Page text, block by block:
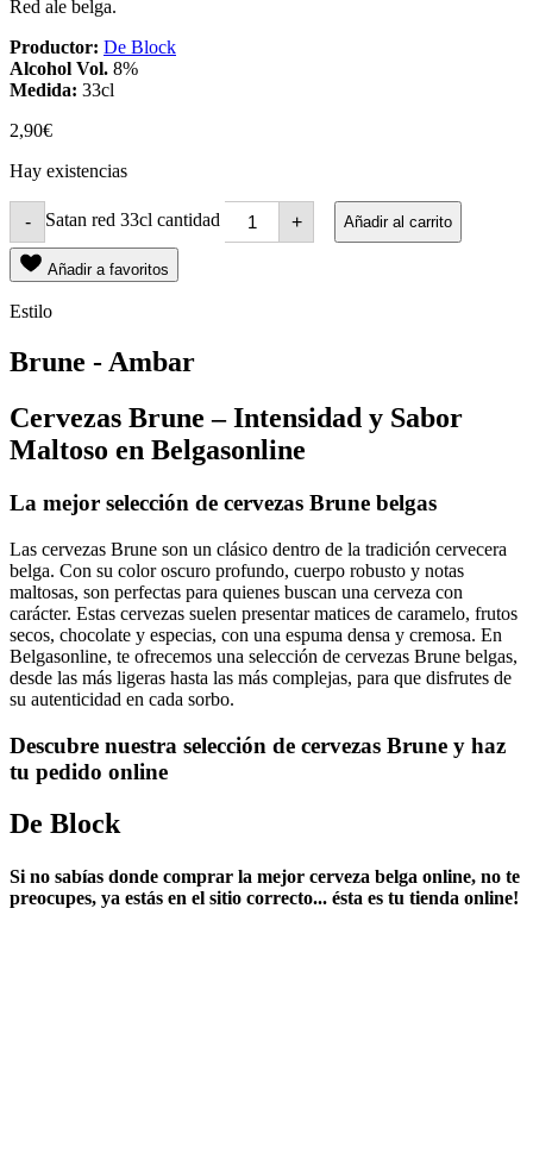
Red ale belga.
Productor: De Block
Alcohol Vol. 8%
Medida: 33cl
2,90€
Hay existencias
- Satan red 33cl cantidad + Añadir al carrito
Añadir a favoritos
Estilo
Brune - Ambar
Cervezas Brune – Intensidad y Sabor
Maltoso en Belgasonline
La mejor selección de cervezas Brune belgas
Las cervezas Brune son un clásico dentro de la tradición cervecera
belga. Con su color oscuro profundo, cuerpo robusto y notas
maltosas, son perfectas para quienes buscan una cerveza con
carácter. Estas cervezas suelen presentar matices de caramelo, frutos
secos, chocolate y especias, con una espuma densa y cremosa. En
Belgasonline, te ofrecemos una selección de cervezas Brune belgas,
desde las más ligeras hasta las más complejas, para que disfrutes de
su autenticidad en cada sorbo.
Descubre nuestra selección de cervezas Brune y haz
tu pedido online
De Block
Si no sabías ​ donde comprar la mejor cerveza belga online​, no te
preocupes, ya estás en el sitio correcto... ésta es tu tienda online!